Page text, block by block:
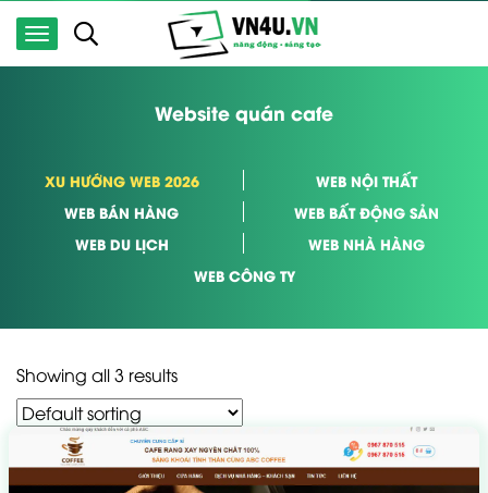
Website quán cafe
XU HƯỚNG WEB 2026
WEB NỘI THẤT
WEB BÁN HÀNG
WEB BẤT ĐỘNG SẢN
WEB DU LỊCH
WEB NHÀ HÀNG
WEB CÔNG TY
Showing all 3 results